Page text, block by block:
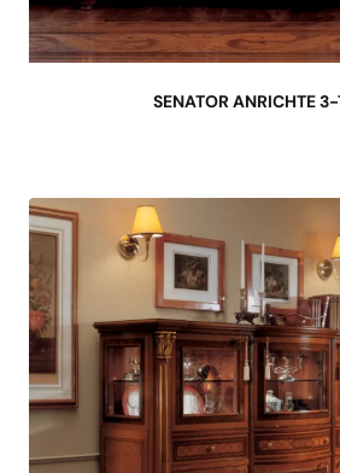
SENATOR ANRICHTE